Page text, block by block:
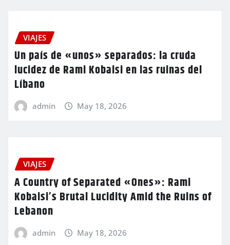
VIAJES
Un país de «unos» separados: la cruda
lucidez de Rami Kobaisi en las ruinas del
Líbano
admin May 18, 2026
VIAJES
A Country of Separated «Ones»: Rami
Kobaisi’s Brutal Lucidity Amid the Ruins of
Lebanon
admin May 18, 2026